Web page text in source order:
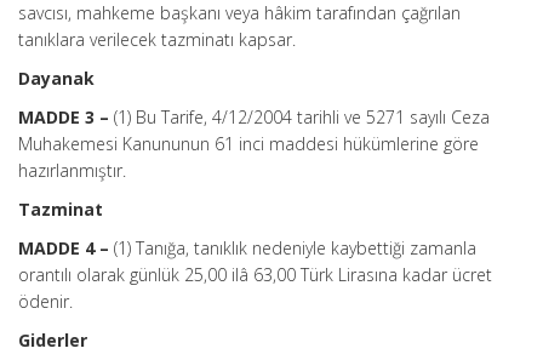
savcısı, mahkeme başkanı veya hâkim tarafından çağrılan
tanıklara verilecek tazminatı kapsar.
Dayanak
MADDE 3 – (1) Bu Tarife, 4/12/2004 tarihli ve 5271 sayılı Ceza
Muhakemesi Kanununun 61 inci maddesi hükümlerine göre
hazırlanmıştır.
Tazminat
MADDE 4 – (1) Tanığa, tanıklık nedeniyle kaybettiği zamanla
orantılı olarak günlük 25,00 ilâ 63,00 Türk Lirasına kadar ücret
ödenir.
Giderler